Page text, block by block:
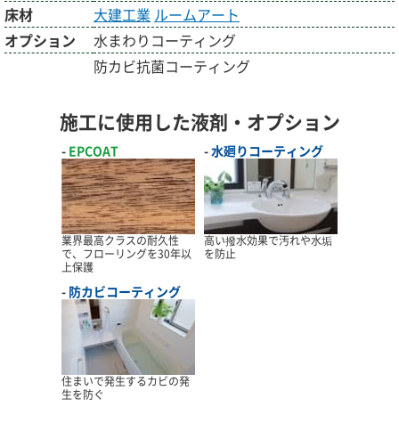
床材
大建工業 ルームアート
オプション
水まわりコーティング
防カビ抗菌コーティング
施工に使用した液剤・オプション
EPCOAT
業界最高クラスの耐久性
で、フローリングを30年以
上保護
水廻りコーティング
高い撥水効果で汚れや水垢
を防止
防カビコーティング
住まいで発生するカビの発
生を防ぐ